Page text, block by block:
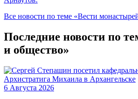
Все новости по теме «Вести
Последние новости по
и общество»
6 Августа 2026